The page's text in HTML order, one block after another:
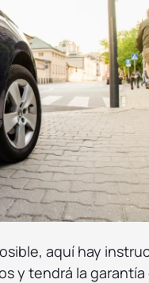
aquí hay
y tendrá la